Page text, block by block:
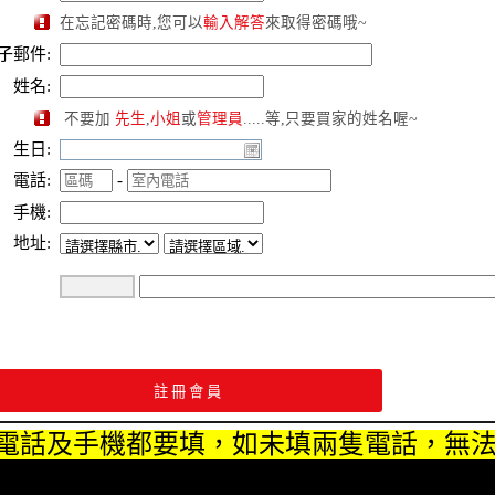
在忘記密碼時,您可以輸入解答來取得密碼哦~
郵件:
姓名:
不要加 先生,小姐 或管理員 .....等,只要買家的姓名喔~
生日:
電話:
-
手機:
地址:
話及手機都要填，如未填兩隻